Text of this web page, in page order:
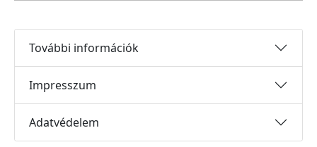
További információk
Impresszum
Adatvédelem